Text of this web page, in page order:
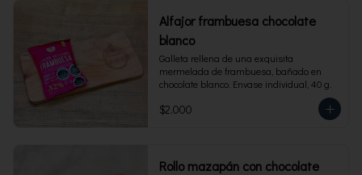
Alfajor frambuesa chocolate
blanco
Galleta rellena de una exquisita
mermelada de frambuesa, bañado en
chocolate blanco. Envase individual, 40 g.
$2.000
Rollo mazapán con chocolate